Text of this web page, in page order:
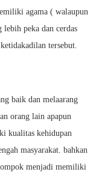
agama ( walaupun
peka dan cerdas
tersebut.
baik dan melaarang
orang lain apapun
kualitas kehidupan
masyarakat. bahkan
menjadi memiliki